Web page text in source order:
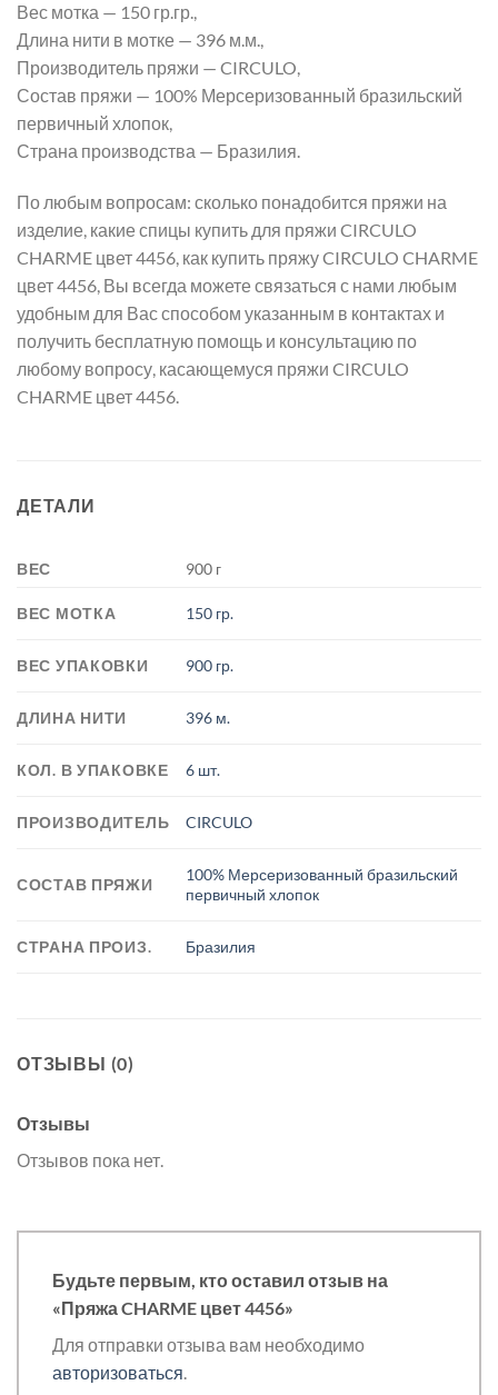
Вес мотка — 150 гр.гр.,
Длина нити в мотке — 396 м.м.,
Производитель пряжи — CIRCULO,
Состав пряжи — 100% Мерсеризованный бразильский
первичный хлопок,
Страна производства — Бразилия.
По любым вопросам: сколько понадобится пряжи на
изделие, какие спицы купить для пряжи CIRCULO
CHARME цвет 4456, как купить пряжу CIRCULO CHARME
цвет 4456, Вы всегда можете связаться с нами любым
удобным для Вас способом указанным в контактах и
получить бесплатную помощь и консультацию по
любому вопросу, касающемуся пряжи CIRCULO
CHARME цвет 4456.
ДЕТАЛИ
ВЕС 900 г
ВЕС МОТКА 150 гр.
ВЕС УПАКОВКИ 900 гр.
ДЛИНА НИТИ 396 м.
КОЛ. В УПАКОВКЕ 6 шт.
ПРОИЗВОДИТЕЛЬ CIRCULO
СОСТАВ ПРЯЖИ
100% Мерсеризованный бразильский
первичный хлопок
СТРАНА ПРОИЗ. Бразилия
ОТЗЫВЫ (0)
Отзывы
Отзывов пока нет.
Будьте первым, кто оставил отзыв на
«Пряжа CHARME цвет 4456»
Для отправки отзыва вам необходимо
авторизоваться